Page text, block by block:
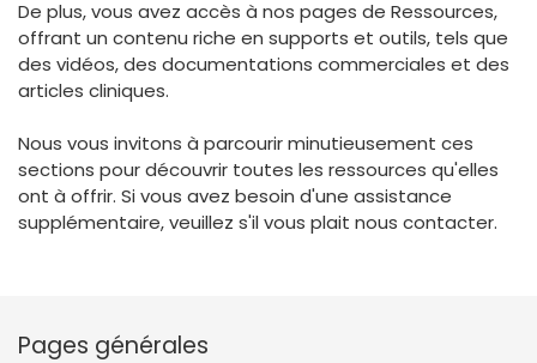
De plus, vous avez accès à nos pages de Ressources,
offrant un contenu riche en supports et outils, tels que
des vidéos, des documentations commerciales et des
articles cliniques.
Nous vous invitons à parcourir minutieusement ces
sections pour découvrir toutes les ressources qu'elles
ont à offrir. Si vous avez besoin d'une assistance
supplémentaire, veuillez s'il vous plait nous contacter.
Pages générales